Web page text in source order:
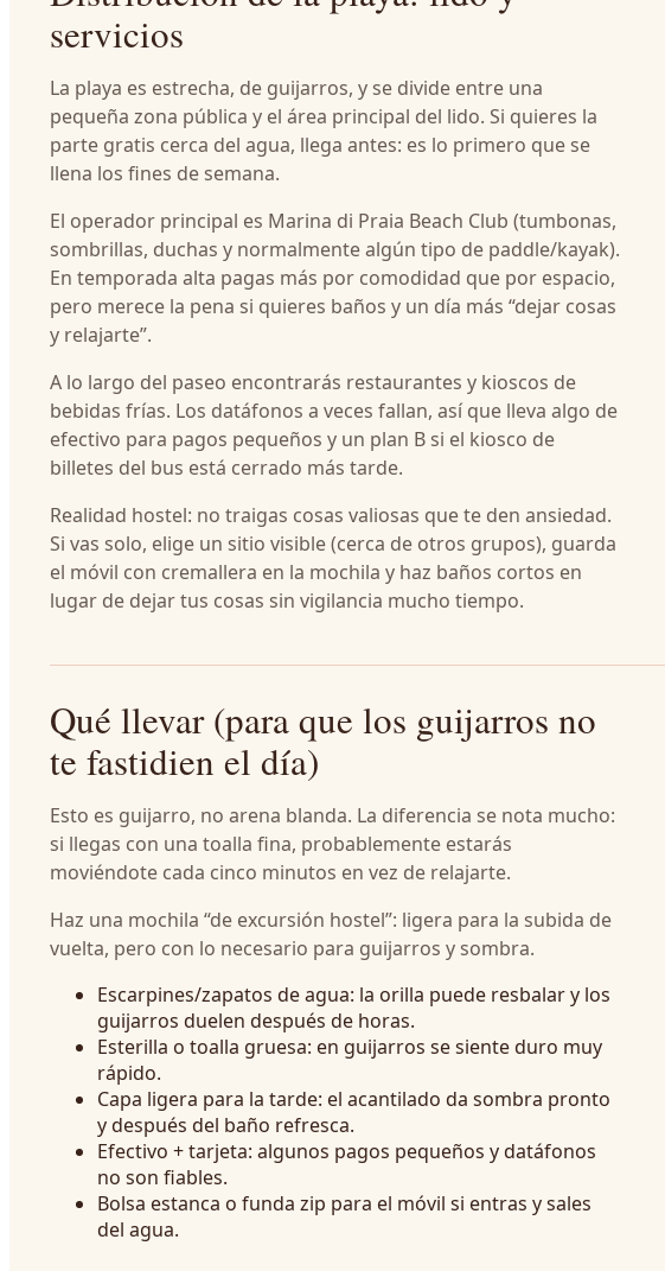
servicios
La playa es estrecha, de guijarros, y se divide entre una
pequeña zona pública y el área principal del lido. Si quieres la
parte gratis cerca del agua, llega antes: es lo primero que se
llena los fines de semana.
El operador principal es Marina di Praia Beach Club (tumbonas,
sombrillas, duchas y normalmente algún tipo de paddle/kayak).
En temporada alta pagas más por comodidad que por espacio,
pero merece la pena si quieres baños y un día más “dejar cosas
y relajarte”.
A lo largo del paseo encontrarás restaurantes y kioscos de
bebidas frías. Los datáfonos a veces fallan, así que lleva algo de
efectivo para pagos pequeños y un plan B si el kiosco de
billetes del bus está cerrado más tarde.
Realidad hostel: no traigas cosas valiosas que te den ansiedad.
Si vas solo, elige un sitio visible (cerca de otros grupos), guarda
el móvil con cremallera en la mochila y haz baños cortos en
lugar de dejar tus cosas sin vigilancia mucho tiempo.
Qué llevar (para que los guijarros no
te fastidien el día)
Esto es guijarro, no arena blanda. La diferencia se nota mucho:
si llegas con una toalla fina, probablemente estarás
moviéndote cada cinco minutos en vez de relajarte.
Haz una mochila “de excursión hostel”: ligera para la subida de
vuelta, pero con lo necesario para guijarros y sombra.
Escarpines/zapatos de agua: la orilla puede resbalar y los
guijarros duelen después de horas.
Esterilla o toalla gruesa: en guijarros se siente duro muy
rápido.
Capa ligera para la tarde: el acantilado da sombra pronto
y después del baño refresca.
Efectivo + tarjeta: algunos pagos pequeños y datáfonos
no son fiables.
Bolsa estanca o funda zip para el móvil si entras y sales
del agua.